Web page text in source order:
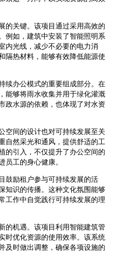
的关键。该项目通过采用高效的
例如，建筑中安装了智能照明系
内光线，减少不必要的电力消
隔热材料，能够有效降低能源使
续办公模式的重要组成部分。在
能够将雨水收集并用于绿化灌溉
政水源的依赖，也体现了对水资
空间的设计也对可持续发展至关
自然采光和通风，提供舒适的工
的引入，不仅提升了办公空间的
员工的身心健康。
鼓励租户参与可持续发展的活
知识的传播。这种文化氛围能够
工作中自觉践行可持续发展的理
的机遇。该项目利用智能建筑管
时优化资源的使用效率。该系统
及时做出调整，确保各项设施的